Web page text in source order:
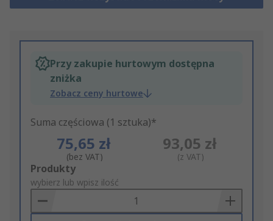
Przy zakupie hurtowym dostępna
zniżka
Zobacz ceny hurtowe
Suma częściowa (1 sztuka)*
75,65 zł
(bez VAT)
93,05 zł
(z VAT)
Add
to
Basket
Produkty
wybierz lub wpisz ilość